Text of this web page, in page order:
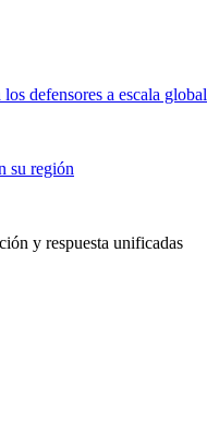
defensores a escala global
su región
y respuesta unificadas